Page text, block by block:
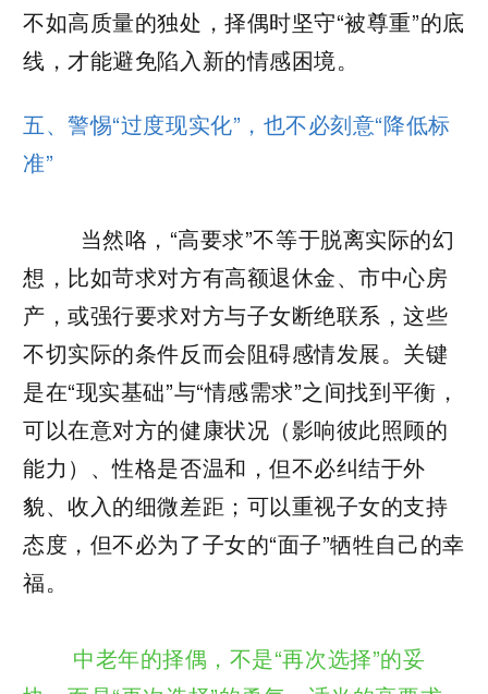
不如高质量的独处，择偶时坚守“被尊重”的底
线，才能避免陷入新的情感困境。
五、警惕“过度现实化”，也不必刻意“降低标
准”
当然咯，“高要求”不等于脱离实际的幻
想，比如苛求对方有高额退休金、市中心房
产，或强行要求对方与子女断绝联系，这些
不切实际的条件反而会阻碍感情发展。关键
是在“现实基础”与“情感需求”之间找到平衡，
可以在意对方的健康状况（影响彼此照顾的
能力）、性格是否温和，但不必纠结于外
貌、收入的细微差距；可以重视子女的支持
态度，但不必为了子女的“面子”牺牲自己的幸
福。
中老年的择偶，不是“再次选择”的妥